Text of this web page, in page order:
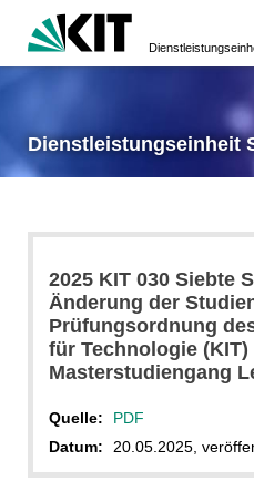
Dienstleistungseinheit
2025 KIT 030 Siebte
Änderung der
Prüfungsordnung
für Technologie (KIT)
Masterstudiengang
Quelle:
PDF
Datum:
20.05.2025,